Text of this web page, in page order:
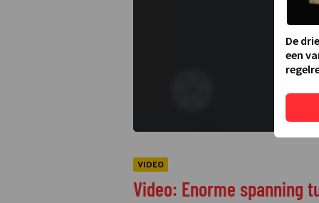
VIDEO
Video: Enorme spanning
De
een